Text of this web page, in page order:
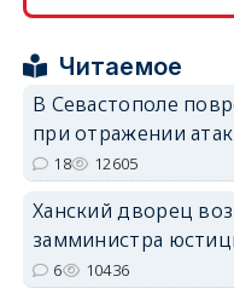
Читаемое
В Севастополе
при отражении
18 12605
Ханский дворец
замминистра
6 10436